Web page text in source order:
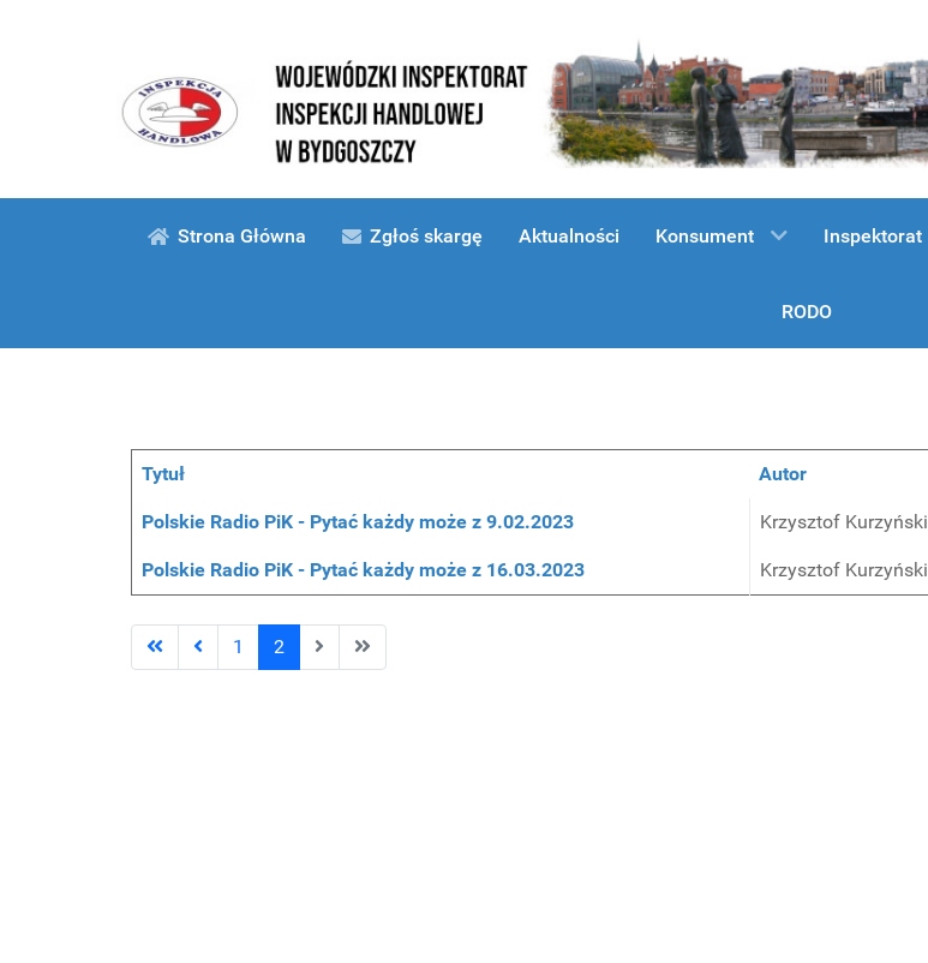
Strona Główna Zgłoś skargę Aktualności Konsument Inspektorat
RODO
Spis artykułów
Tytuł Autor
Polskie Radio PiK - Pytać każdy może z 9.02.2023 Krzysztof Kurzyński
Polskie Radio PiK - Pytać każdy może z 16.03.2023 Krzysztof Kurzyński
1 2